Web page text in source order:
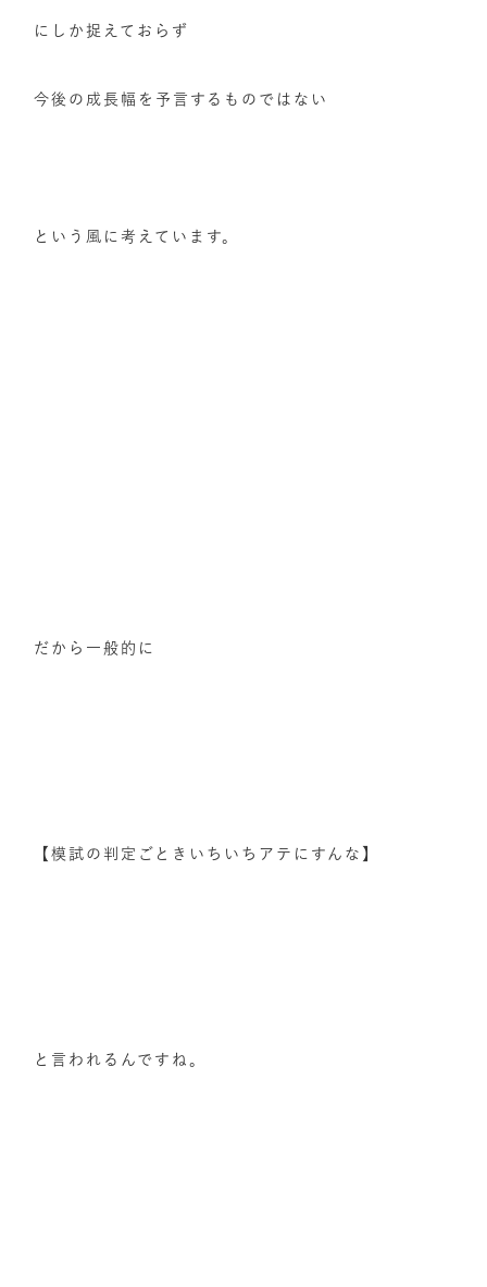
にしか捉えておらず
今後の成長幅を予言するものではない
という風に考えています。
だから一般的に
【模試の判定ごときいちいちアテにすんな】
と言われるんですね。